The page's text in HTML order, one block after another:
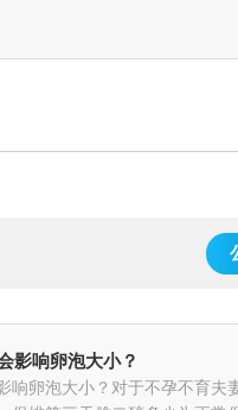
影响卵泡大小？
响卵泡大小？对于不孕不育